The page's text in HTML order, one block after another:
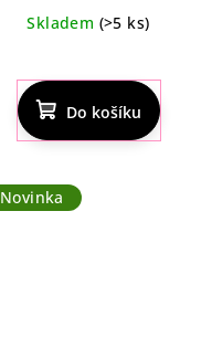
Skladem (>5 ks)
Do košíku
Novinka